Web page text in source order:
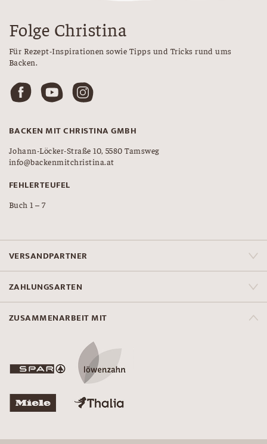
Folge Christina
Für Rezept-Inspirationen sowie Tipps und Tricks rund ums
Backen.
BACKEN MIT CHRISTINA GMBH
Johann-Löcker-Straße 10, 5580 Tamsweg
info@backenmitchristina.at
FEHLERTEUFEL
Buch 1 – 7
VERSANDPARTNER
ZAHLUNGSARTEN
ZUSAMMENARBEIT MIT